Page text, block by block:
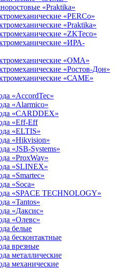
«Praktika»
«PERCo»
«Praktika»
«ZKTeco»
«ИРА-
«ОМА»
«Ростов-Дон»
«САМЕ»
«AccordTec»
«Alarmico»
«CARDDEX»
«Eff-Eff
«ELTIS»
«Hikvision»
«JSB-Systems»
«ProxWay»
«SLINEX»
«Smartec»
«Soca»
«SPACE TECHNOLOGY»
«Tantos»
«Даксис»
«Олевс»
белые
бесконтактные
врезные
металлические
механические